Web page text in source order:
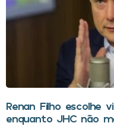
Renan Filho escolhe
enquanto JHC não